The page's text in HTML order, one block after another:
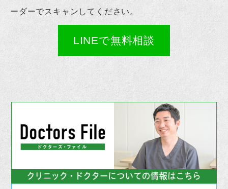
ーダーでスキャンしてください。
LINEで無料相談